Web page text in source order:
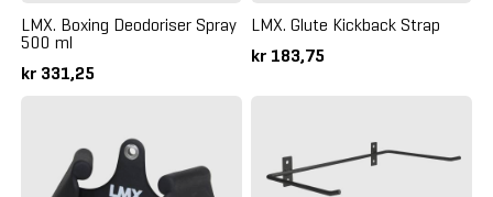
LMX. Boxing Deodoriser Spray
500 ml
kr 331,25
LMX. Glute Kickback Strap
kr 183,75